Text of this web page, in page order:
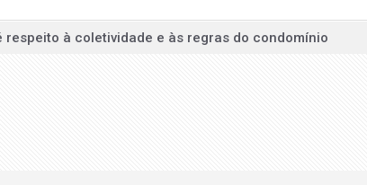
pioneiro para idosos e se torna referência em